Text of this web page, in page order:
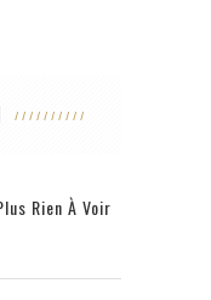
Rien À Voir